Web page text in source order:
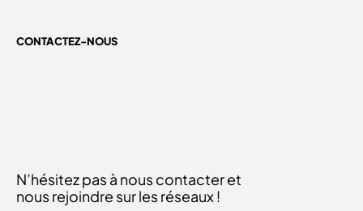
CONTACTEZ-NOUS
N’hésitez pas à nous contacter et
nous rejoindre sur les réseaux !